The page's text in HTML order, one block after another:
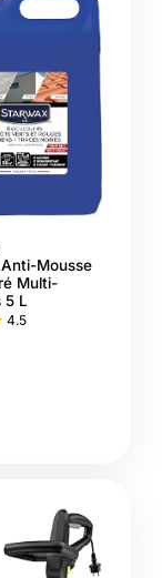
Mousse
Multi-
5 L
4.5